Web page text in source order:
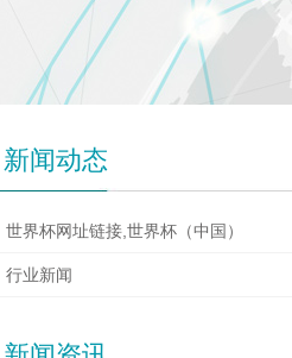
新闻动态
世界杯网址链接,世界杯（中国）
行业新闻